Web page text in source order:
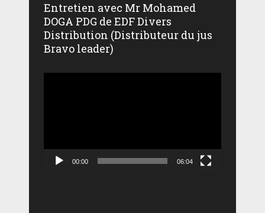
Entretien avec Mr Mohamed
DOGA PDG de EDF Divers
Distribution (Distributeur du jus
Bravo leader)
00:00 06:04